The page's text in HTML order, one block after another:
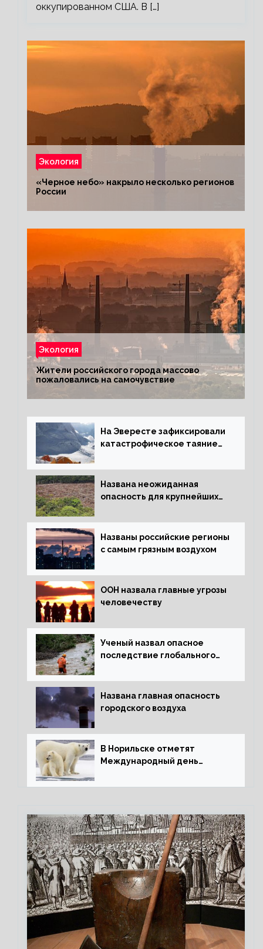
оккупированном США. В […]
Экология
«Черное небо» накрыло несколько регионов
России
Экология
Жители российского города массово
пожаловались на самочувствие
На Эвересте зафиксировали
катастрофическое таяние
Названа неожиданная
опасность для крупнейших
Названы российские регионы
с самым грязным воздухом
ООН назвала главные угрозы
человечеству
Ученый назвал опасное
последствие глобального
Названа главная опасность
городского воздуха
В Норильске отметят
Международный день